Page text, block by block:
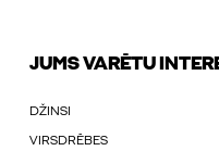
JUMS VARĒTU
DŽINSI
VIRSDRĒBES